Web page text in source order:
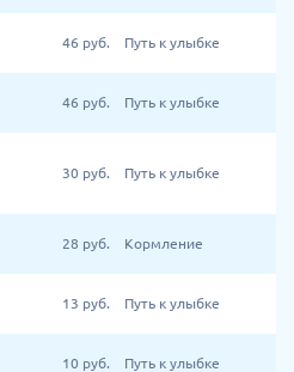
46 руб. Путь к улыбке
46 руб. Путь к улыбке
30 руб. Путь к улыбке
28 руб. Кормление
13 руб. Путь к улыбке
10 руб. Путь к улыбке